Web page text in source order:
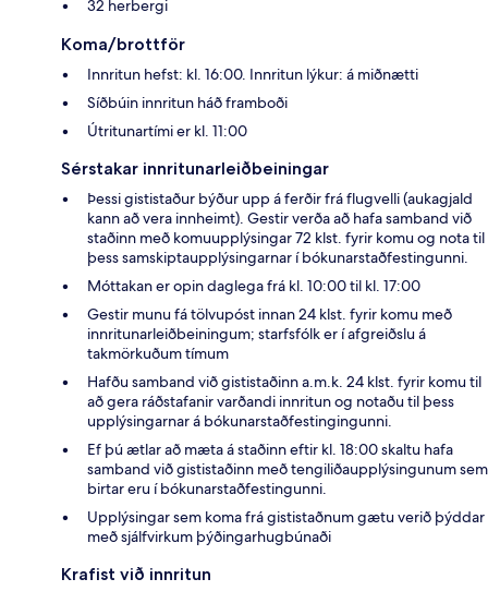
32 herbergi
Koma/brottför
Innritun hefst: kl. 16:00. Innritun lýkur: á miðnætti
Síðbúin innritun háð framboði
Útritunartími er kl. 11:00
Sérstakar innritunarleiðbeiningar
Þessi gististaður býður upp á ferðir frá flugvelli (aukagjald
kann að vera innheimt). Gestir verða að hafa samband við
staðinn með komuupplýsingar 72 klst. fyrir komu og nota til
þess samskiptaupplýsingarnar í bókunarstaðfestingunni.
Móttakan er opin daglega frá kl. 10:00 til kl. 17:00
Gestir munu fá tölvupóst innan 24 klst. fyrir komu með
innritunarleiðbeiningum; starfsfólk er í afgreiðslu á
takmörkuðum tímum
Hafðu samband við gististaðinn a.m.k. 24 klst. fyrir komu til
að gera ráðstafanir varðandi innritun og notaðu til þess
upplýsingarnar á bókunarstaðfestingingunni.
Ef þú ætlar að mæta á staðinn eftir kl. 18:00 skaltu hafa
samband við gististaðinn með tengiliðaupplýsingunum sem
birtar eru í bókunarstaðfestingunni.
Upplýsingar sem koma frá gististaðnum gætu verið þýddar
með sjálfvirkum þýðingarhugbúnaði
Krafist við innritun